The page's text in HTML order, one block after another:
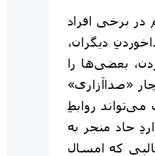
برخی افراد
دیگران،
بعضی‌ها را
«صداآزاری»
روابطِ
حاد منجر به
که امسال